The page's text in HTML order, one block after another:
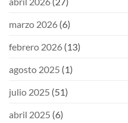
marzo 2026 (6)
febrero 2026 (13)
agosto 2025 (1)
julio 2025 (51)
abril 2025 (6)